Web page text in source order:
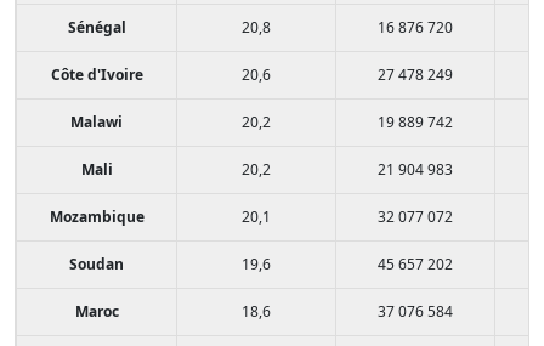
Sénégal 20,8 16 876 720
Côte d'Ivoire 20,6 27 478 249
Malawi 20,2 19 889 742
Mali 20,2 21 904 983
Mozambique 20,1 32 077 072
Soudan 19,6 45 657 202
Maroc 18,6 37 076 584